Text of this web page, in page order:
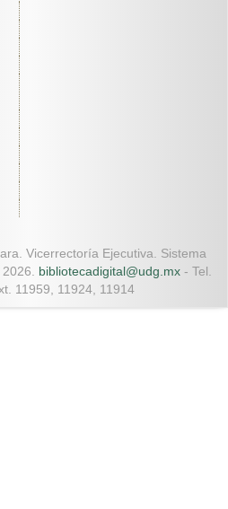
Vicerrectoría Ejecutiva. Sistema
bibliotecadigital@udg.mx - Tel.
11959, 11924, 11914